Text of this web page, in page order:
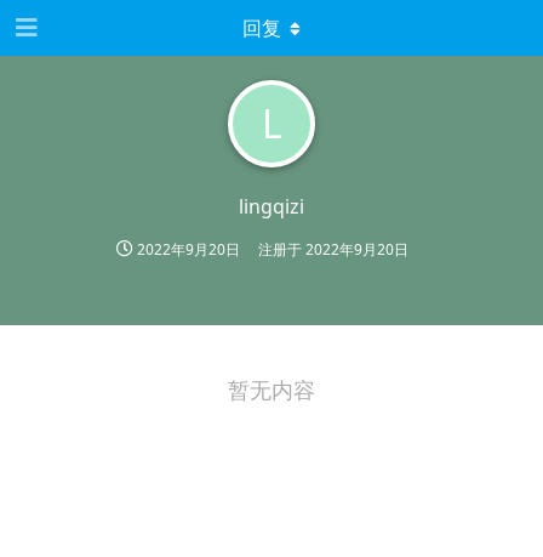
L
lingqizi
2022年9月20日 注册于2022年9月20日
回复
暂无内容